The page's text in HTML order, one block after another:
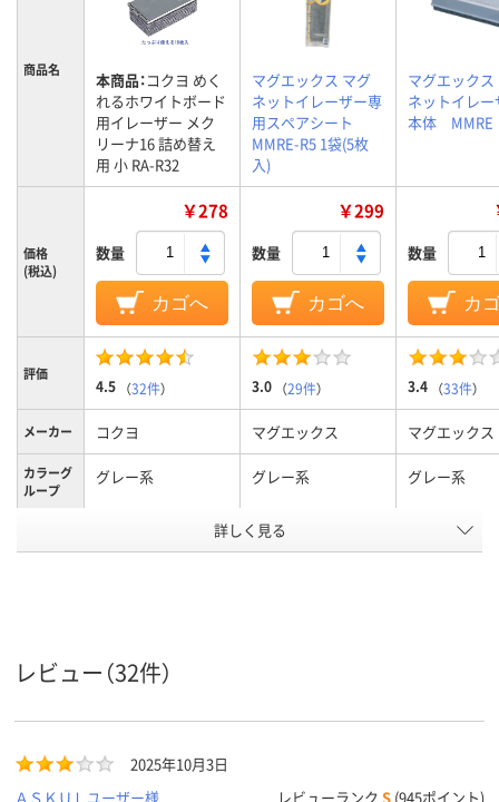
商品名 本商品：コクヨ めく
れるホワイトボード
用イレーザー メク
リーナ16 詰め替え
用 小 RA-R32
マグエックス マグ
ネットイレーザー専
用スペアシート
MMRE-R5 1袋(5枚
入)
マグエック
ネットイレ
本体 MMRE
価格
(税込)
￥278
数量
カゴへ
￥299
数量
カゴへ
数量
カ
評価
4.5 （32件） 3.0 （29件） 3.4 （33件）
メーカー コクヨ マグエックス マグエックス
カラーグ
ループ
グレー系 グレー系 グレー系
3g
詳しく見る
レビュー（32件）
2025年10月3日
ＡＳＫＵＬユーザー様
レビューランク S (945ポイント)